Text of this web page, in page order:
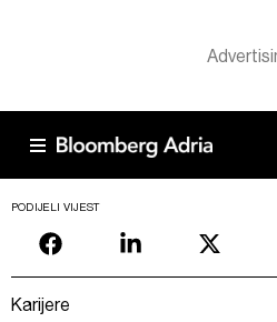
PODIJELI VIJEST
Karijere